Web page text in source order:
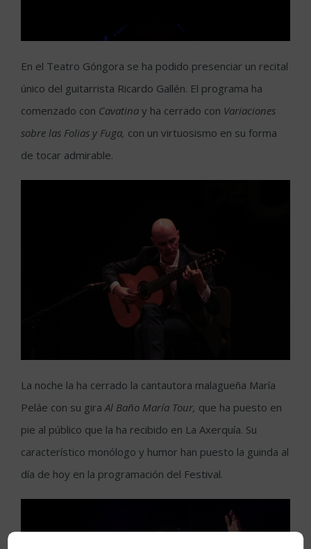
En el Teatro Góngora se ha podido presenciar un recital
único del guitarrista Ricardo Gallén. El programa ha
comenzado con Cavatina y ha cerrado con Variaciones
sobre las Folias y Fuga, con un virtuosismo en su forma
de tocar admirable.
La noche la ha cerrado la cantautora malagueña María
Peláe con su gira Al Baño María Tour, que ha puesto en
pie al público que la ha recibido en La Axerquía. Su
característico monólogo y humor han puesto la guinda al
día de hoy en la programación del Festival.